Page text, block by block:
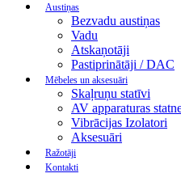
Austiņas
Bezvadu austiņas
Vadu
Atskaņotāji
Pastiprinātāji / DAC
Mēbeles un aksesuāri
Skaļruņu statīvi
AV apparaturas
Vibrācijas Izolatori
Aksesuāri
Ražotāji
Kontakti